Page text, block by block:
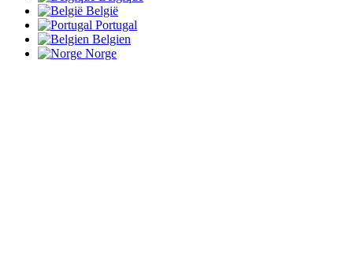
België
Portugal
Belgien
Norge